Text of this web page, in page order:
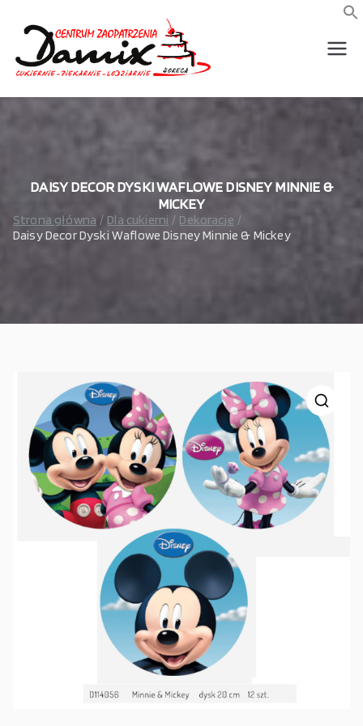
treści
wszystko
dla
gastrono
mii
wszystko dla piekarni,
DAISY DECOR DYSKI WAFLOWE DISNEY MINNIE &
MICKEY
Strona główna Dla cukierni
Dekoracje
Daisy Decor Dyski Waflowe Disney Minnie & Mickey